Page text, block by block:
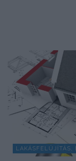
LAKÁSFELÚJÍTÁS,